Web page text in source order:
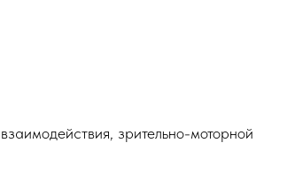
зрительно-моторной